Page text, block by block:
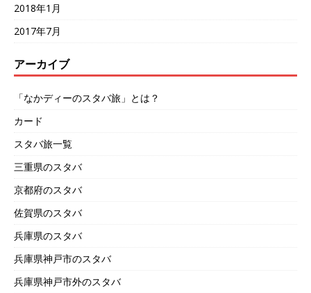
2018年1月
2017年7月
アーカイブ
「なかディーのスタバ旅」とは？
カード
スタバ旅一覧
三重県のスタバ
京都府のスタバ
佐賀県のスタバ
兵庫県のスタバ
兵庫県神戸市のスタバ
兵庫県神戸市外のスタバ